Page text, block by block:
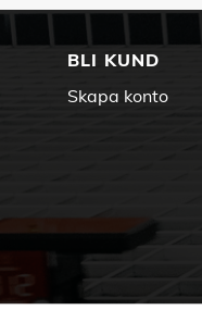
BLI KUND
Skapa konto